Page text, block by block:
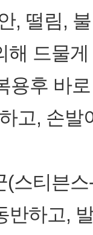
, 떨림,
해 드물
후 바
고, 손
스티븐
반하고,